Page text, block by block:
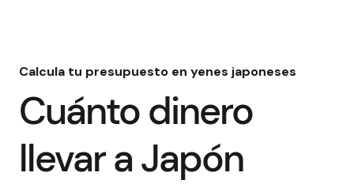
Calcula tu presupuesto en yenes japoneses
Cuánto dinero
llevar a Japón